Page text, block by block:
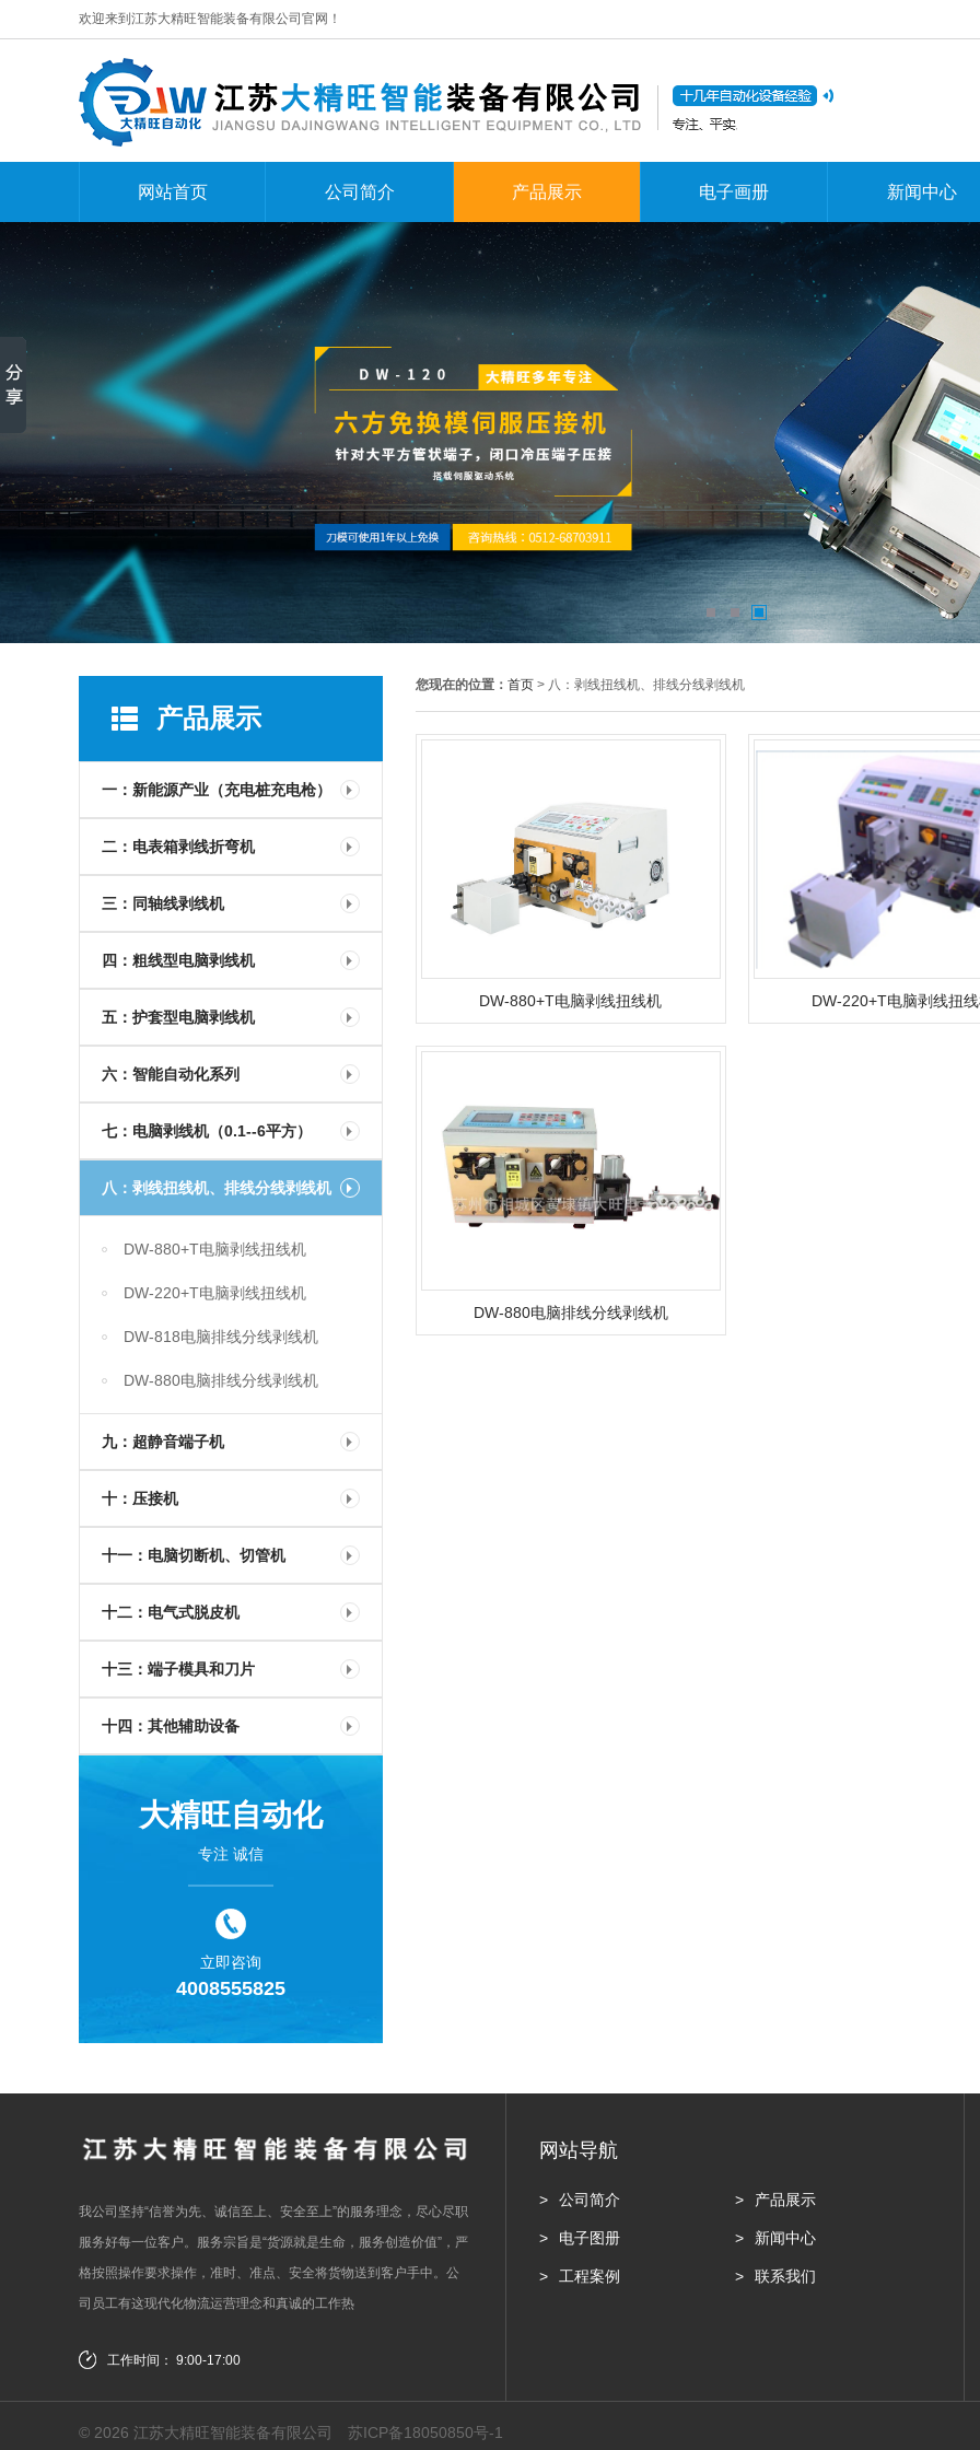
欢迎来到江苏大精旺智能装备有限公司官网！
网站首页 公司简介 产品展示 电子画册 新闻中心
产品展示
一：新能源产业（充电桩充电枪）
二：电表箱剥线折弯机
三：同轴线剥线机
四：粗线型电脑剥线机
五：护套型电脑剥线机
六：智能自动化系列
七：电脑剥线机（0.1--6平方）
八：剥线扭线机、排线分线剥线机
DW-880+T电脑剥线扭线机
DW-220+T电脑剥线扭线机
DW-818电脑排线分线剥线机
DW-880电脑排线分线剥线机
九：超静音端子机
十：压接机
十一：电脑切断机、切管机
十二：电气式脱皮机
十三：端子模具和刀片
十四：其他辅助设备
大精旺自动化
专注 诚信
立即咨询
4008555825
您现在的位置： 首页> 八：剥线扭线机、排线分线剥线机
DW-880+T电脑剥线扭线机 DW-220+T电脑剥线扭
DW-880电脑排线分线剥线机
我公司坚持“信誉为先、诚信至上、安全至上”的服务理念，尽心尽职
服务好每一位客户。服务宗旨是“货源就是生命，服务创造价值”，严
格按照操作要求操作，准时、准点、安全将货物送到客户手中。公
司员工有这现代化物流运营理念和真诚的工作热
工作时间： 9:00-17:00
网站导航
公司简介 产品展示
电子图册 新闻中心
工程案例 联系我们
© 2026 江苏大精旺智能装备有限公司 苏ICP备18050850号-1